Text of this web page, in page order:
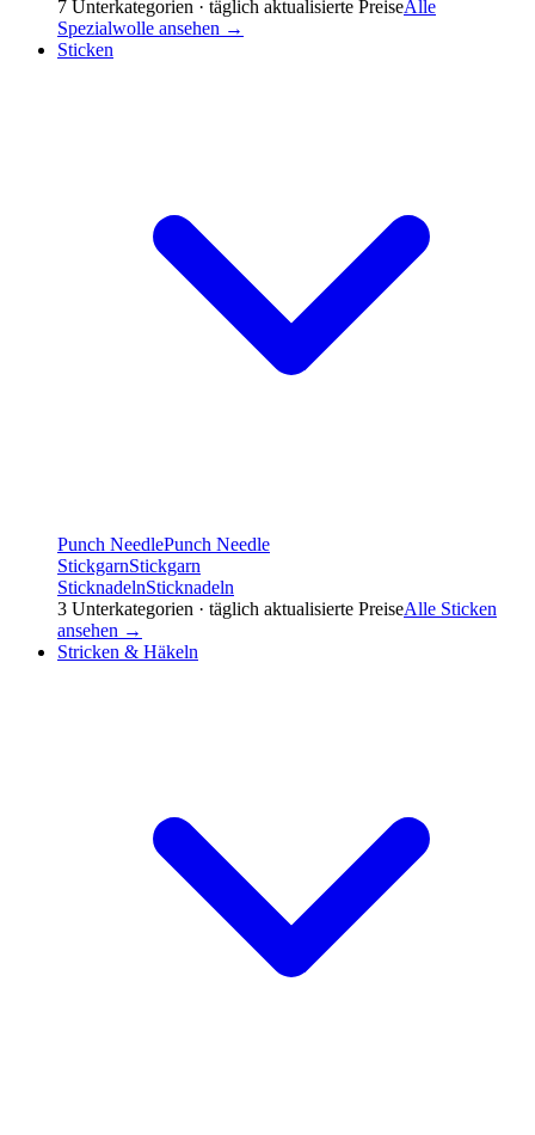
7 Unterkategorien · täglich aktualisierte PreiseAlle
Spezialwolle ansehen →
Sticken
Punch NeedlePunch Needle
StickgarnStickgarn
SticknadelnSticknadeln
3 Unterkategorien · täglich aktualisierte PreiseAlle Sticken
ansehen →
Stricken & Häkeln